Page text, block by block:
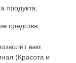
продукта;
средства.
вам
(Красота и